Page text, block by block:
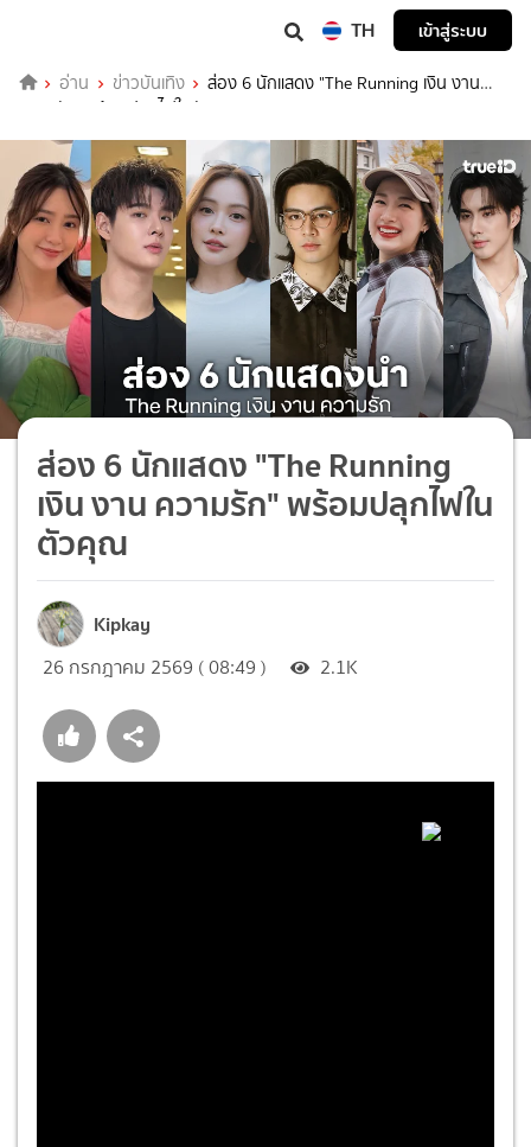
TH เข้าสู่ระบบ
อ่าน ข่าวบันเทิง
ส่อง 6 นักแสดง "The Running เงิน งาน
ความรัก" พร้อมปลุกไฟในตัวคุณ
ส่อง 6 นักแสดง "The Running
เงิน งาน ความรัก" พร้อมปลุกไฟใน
ตัวคุณ
Kipkay
26 กรกฎาคม 2569 ( 08:49 ) 2.1K